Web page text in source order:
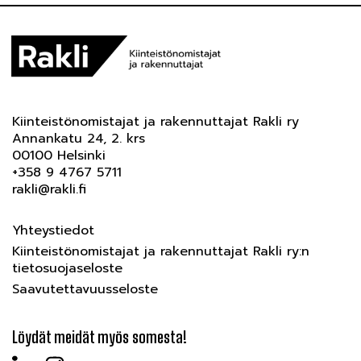
Kiinteistönomistajat ja rakennuttajat Rakli ry
Annankatu 24, 2. krs
00100 Helsinki
+358 9 4767 5711
rakli@rakli.fi
Yhteystiedot
Kiinteistönomistajat ja rakennuttajat Rakli ry:n
tietosuojaseloste
Saavutettavuusseloste
Löydät meidät myös somesta!